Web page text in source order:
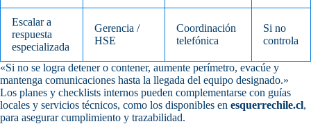
Escalar a
respuesta
especializada
Gerencia /
HSE
Coordinación
telefónica
Si no
controla
«Si no se logra detener o contener, aumente perímetro, evacúe y
mantenga comunicaciones hasta la llegada del equipo designado.»
Los planes y checklists internos pueden complementarse con guías
locales y servicios técnicos, como los disponibles en esquerrechile.cl,
para asegurar cumplimiento y trazabilidad.